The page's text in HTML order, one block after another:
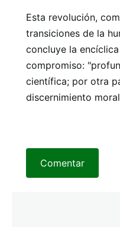
Esta revolución,
transiciones de la
concluye la
compromiso:
científica; por otra
discernimiento
Comentar